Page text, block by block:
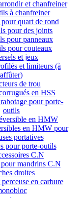
et chanfreiner
à chanfreiner
quart de rond
pour des joints
pour panneaux
pour couteaux
et jeux
et limiteurs (à
affûter)
de trou
en HSS
pour porte-
outils
en HMW
en HMW pour
portatives
pour porte-outils
C.N
mandrins C.N
droites
en carbure